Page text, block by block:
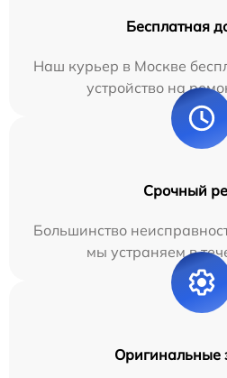
Бесплатная
Наш курьер в Москве
устройство на
Срочный
Большинство
мы устраняем в
Оригинальные